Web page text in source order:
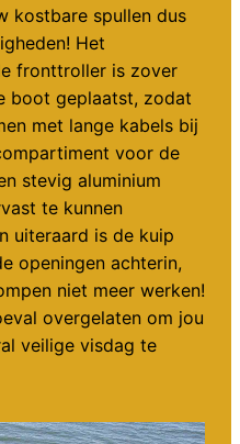
kostbare spullen dus
Het
fronttroller is zover
boot geplaatst, zodat
met lange kabels bij
voor de
stevig aluminium
te kunnen
uiteraard is de kuip
openingen achterin,
niet meer werken!
overgelaten om jou
veilige visdag te